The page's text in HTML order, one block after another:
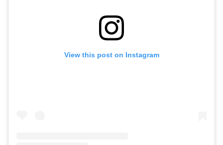
View this post on Instagram